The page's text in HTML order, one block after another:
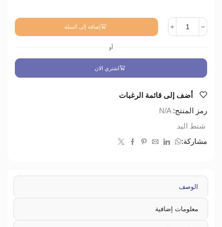
إضافة إلى السلة
أو
اشتري الان
أضف إلى قائمة الرغبات
رمز المنتج: N/A
شنط اليد
مشاركة:
الوصف
معلومات إضافية